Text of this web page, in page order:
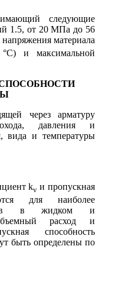
следующие
1.5, от 20 МПа до 56
материала
и максимальной
через арматуру
давления и
вида и температуры
kv и пропускная
для наиболее
в жидком и
расход и
способность
быть определены по